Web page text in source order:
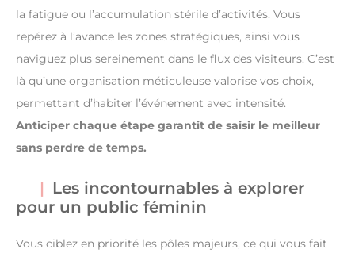
la fatigue ou l’accumulation stérile d’activités. Vous
repérez à l’avance les zones stratégiques, ainsi vous
naviguez plus sereinement dans le flux des visiteurs. C’est
là qu’une organisation méticuleuse valorise vos choix,
permettant d’habiter l’événement avec intensité.
Anticiper chaque étape garantit de saisir le meilleur
sans perdre de temps.
Les incontournables à explorer
pour un public féminin
Vous ciblez en priorité les pôles majeurs, ce qui vous fait